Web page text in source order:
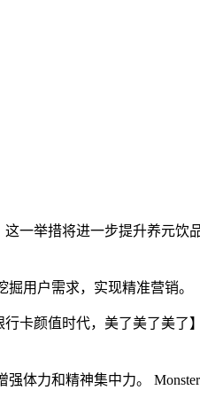
一举措将进一步提升养元饮
用户需求，实现精准营销。
卡颜值时代，美了美了美了
体力和精神集中力。